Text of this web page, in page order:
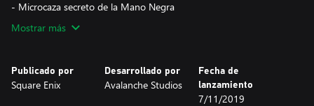
Mostrar más
Publicado por
Square Enix
Desarrollado por
Avalanche Studios
Fecha de
lanzamiento
7/11/2019